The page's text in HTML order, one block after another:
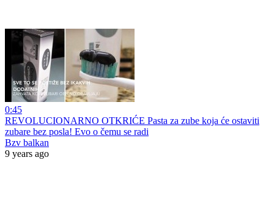
0:45
REVOLUCIONARNO OTKRIĆE Pasta za zube koja će ostaviti
zubare bez posla! Evo o čemu se radi
Bzv balkan
9 years ago